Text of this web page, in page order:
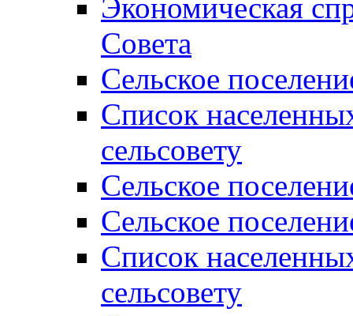
Экономическая
Совета
Сельское
Список
сельсовету
Сельское
Сельское
Список
сельсовету